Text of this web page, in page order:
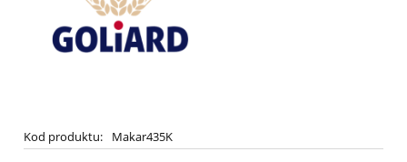
Kod produktu: Makar435K